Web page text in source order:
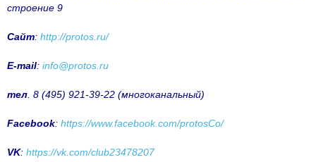
строение 9
Сайт: http://protos.ru/
E-mail: info@protos.ru
тел. 8 (495) 921-39-22 (многоканальный)
Facebook: https://www.facebook.com/protosCo/
VK: https://vk.com/club23478207